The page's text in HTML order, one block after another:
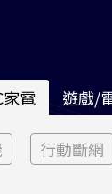
家電 遊戲/
行動斷網